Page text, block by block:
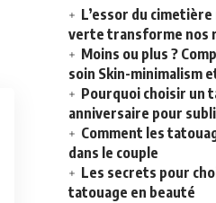
L’essor du
verte transforme nos
Moins ou plus ?
soin Skin-minimalism
Pourquoi choisir un
anniversaire pour
Comment les
dans le couple
Les secrets pour
tatouage en beauté